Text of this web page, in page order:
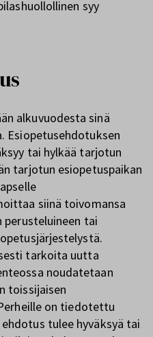
syy
alkuvuodesta sinä
Esiopetusehdotuksen
tai hylkää tarjotun
tarjotun esiopetuspaikan
siinä toivomansa
perusteluineen tai
tarkoita uutta
noudatetaan
toissijaisen
on tiedotettu
tulee hyväksyä tai